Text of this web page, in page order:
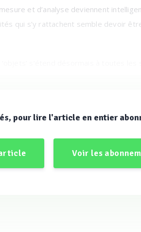
et d’analyse deviennent
qui s’y rattachent semble devoir
pour lire l'article en entier
Voir les